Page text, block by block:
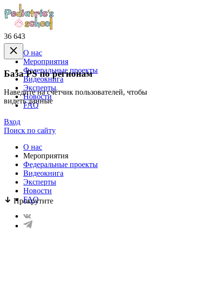
36 643
База PS по регионам
Наведите на счётчик пользователей, чтобы
видеть данные
Прокрутите
О нас
Mероприятия
Федеральные проекты
Видеокнига
Эксперты
Новости
FAQ
Вход
Поиск по сайту
О нас
Mероприятия
Федеральные проекты
Видеокнига
Эксперты
Новости
FAQ